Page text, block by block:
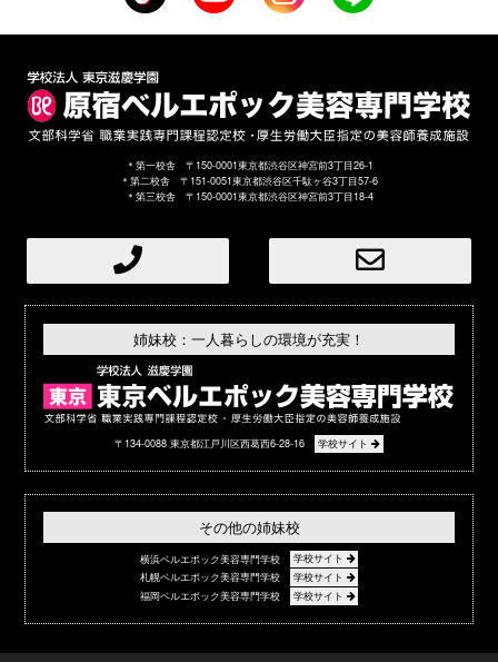
＊第一校舎 〒150-0001東京都渋谷区神宮前3丁目26-1
＊第二校舎 〒151-0051東京都渋谷区千駄ヶ谷3丁目57-6
＊第三校舎 〒150-0001東京都渋谷区神宮前3丁目18-4
姉妹校：一人暮らしの環境が充実！
〒134-0088 東京都江戸川区西葛西6-28-16 学校サイト
その他の姉妹校
横浜ベルエポック美容専門学校
学校サイト
札幌ベルエポック美容専門学校
学校サイト
福岡ベルエポック美容専門学校
学校サイト